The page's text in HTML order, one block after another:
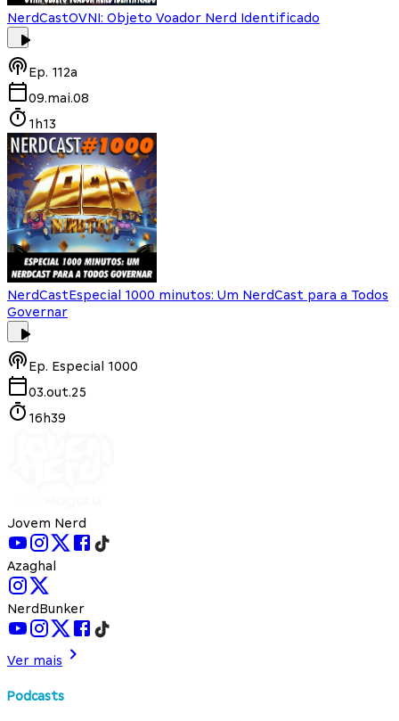
NerdCastOVNI: Objeto Voador Nerd Identificado
Ep. 112a
09.mai.08
1h13
NerdCastEspecial 1000 minutos: Um NerdCast para a Todos
Governar
Ep. Especial 1000
03.out.25
16h39
Jovem Nerd
Azaghal
NerdBunker
Ver mais
Podcasts